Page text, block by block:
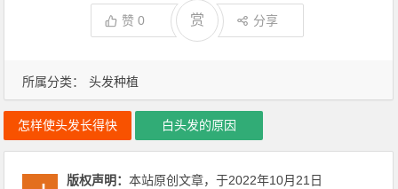
所属分类： 头发种植
赞0 赏 分享
怎样使头发长得快 白头发的原因
版权声明：本站原创文章，于2022年10月21日